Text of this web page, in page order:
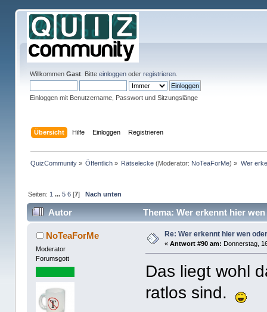
Willkommen Gast. Bitte einloggenoder registrieren.
Einloggen mit Benutzername, Passwort und Sitzungslänge
Übersicht Hilfe Einloggen Registrieren
QuizCommunity» Öffentlich » Rätselecke (Moderator: NoTeaForMe) » Wer
Seiten: 1 ... 5 6[7] Nach unten
Autor Thema: Wer erkennt hier
NoTeaForMe
Moderator
Forumsgott
Re: Wer erkennt hier wen
«Antwort #90 am: Donnerstag,
Das liegt wohl
ratlos sind.